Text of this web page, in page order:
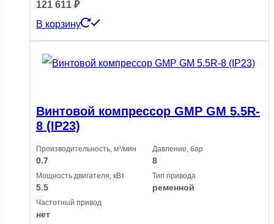
121 611 ₽
В корзину
Винтовой компрессор GMP GM 5.5R-
8 (IP23)
Производительность, м³/мин
0.7
Давление, бар
8
Мощность двигателя, кВт
5.5
Тип привода
ременной
Частотный привод
нет